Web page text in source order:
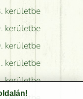
kerületbe
kerületbe
kerületbe
kerületbe
kerületbe